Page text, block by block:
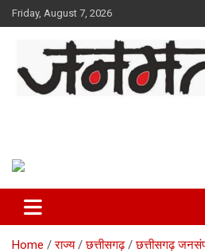
Skip
to
Friday, August 7, 2026
Home राज्य छत्तीसगढ़
छत्तीसगढ़